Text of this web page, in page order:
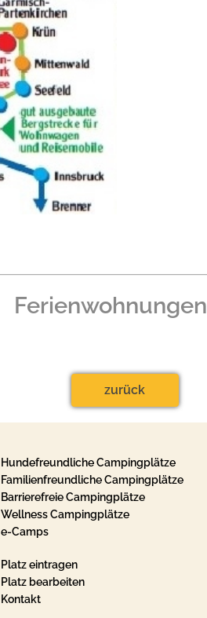
Ferienwohnungen
zurück
Hundefreundliche Campingplätze
Familienfreundliche Campingplätze
Barrierefreie Campingplätze
Wellness Campingplätze
e-Camps
Platz eintragen
Platz bearbeiten
Kontakt